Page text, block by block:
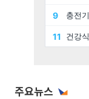
주요뉴스